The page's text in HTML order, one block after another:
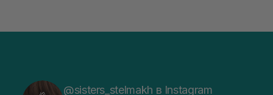
@sisters_stelmakh в Instagram